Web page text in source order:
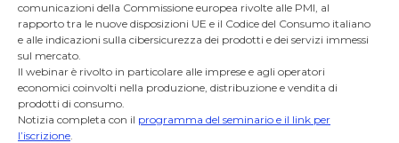
comunicazioni della Commissione europea rivolte alle PMI, al
rapporto tra le nuove disposizioni UE e il Codice del Consumo italiano
e alle indicazioni sulla cibersicurezza dei prodotti e dei servizi immessi
sul mercato.
Il webinar è rivolto in particolare alle imprese e agli operatori
economici coinvolti nella produzione, distribuzione e vendita di
prodotti di consumo.
Notizia completa con il programma del seminario e il link per
l’iscrizione.